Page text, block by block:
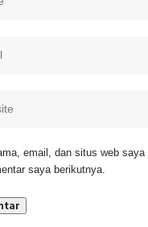
email, dan situs web saya
saya berikutnya.